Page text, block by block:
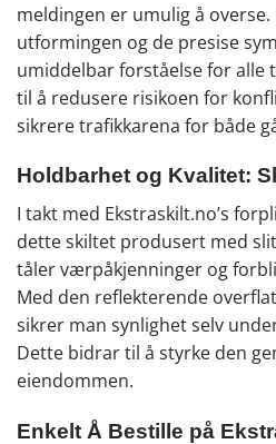
meldingen er umulig å
utformingen og de presise
umiddelbar forståelse for alle
til å redusere risikoen for
sikrere trafikkarena for både
Holdbarhet og Kvalitet:
I takt med Ekstraskilt.no’s
dette skiltet produsert med
tåler værpåkjenninger og
Med den reflekterende
sikrer man synlighet selv
Dette bidrar til å styrke den
eiendommen.
Enkelt Å Bestille på